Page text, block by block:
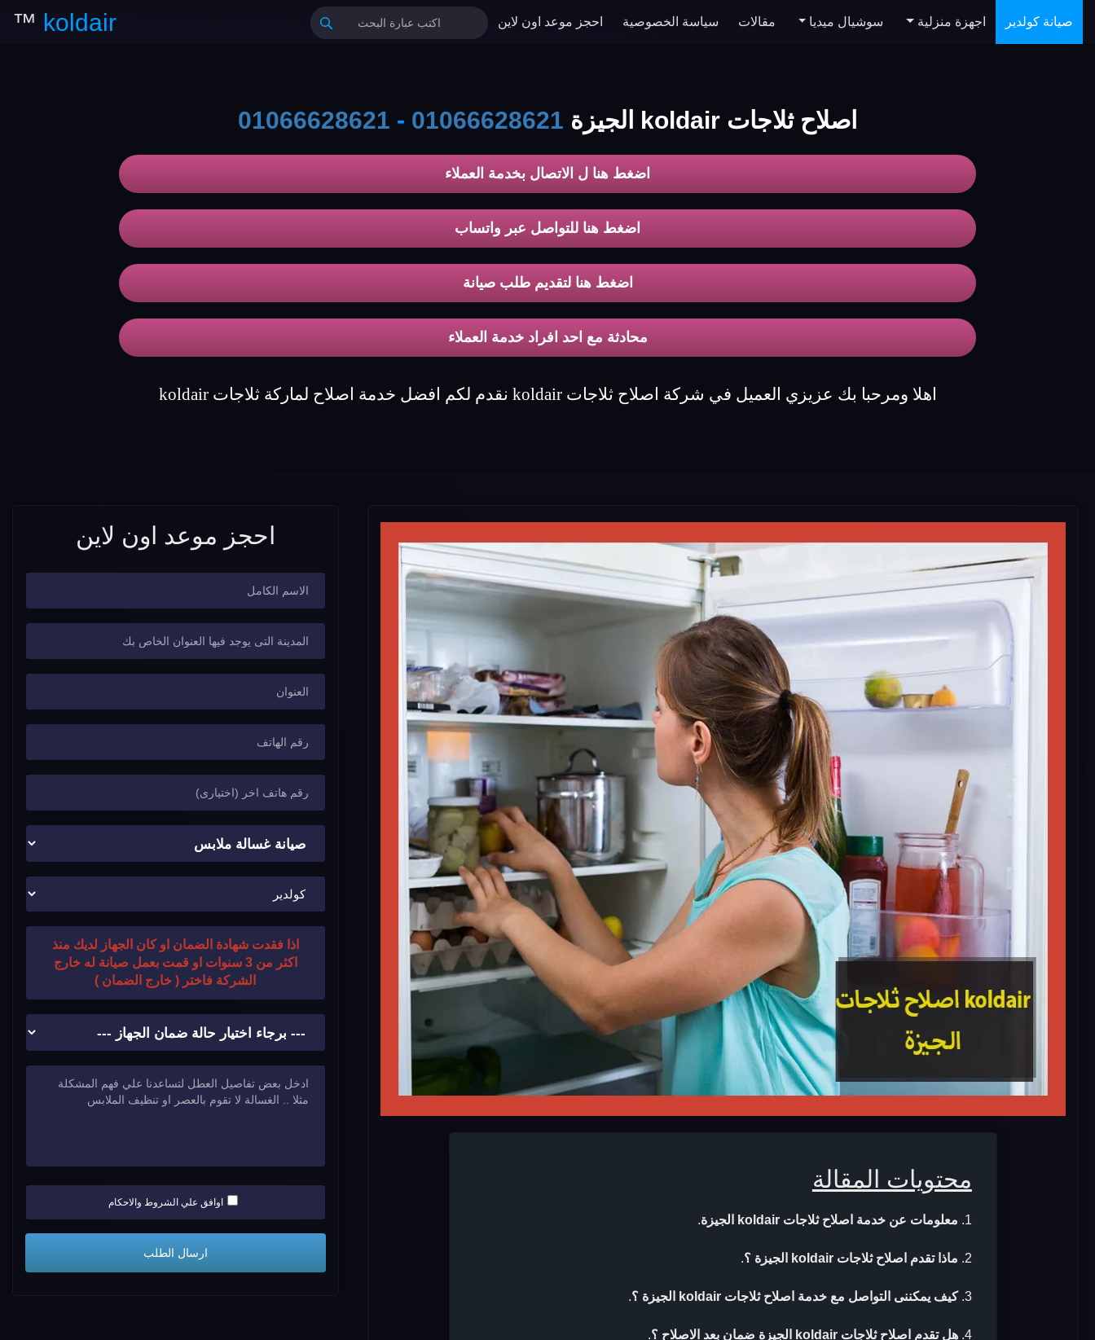
koldair
™ صيانة كولدير اجهزة منزلية سوشيال ميديا مقالات سياسة الخصوصية احجز موعد اون لاين
اصلاح ثلاجات koldair الجيزة 01066628621
-
01066628621
اضغط هنا ل الاتصال بخدمة العملاء
اضغط هنا للتواصل عبر واتساب
اضغط هنا لتقديم طلب صيانة
محادثة مع احد افراد خدمة العملاء
اهلا ومرحبا بك عزيزي العميل في شركة اصلاح ثلاجات koldair نقدم لكم افضل خدمة اصلاح لماركة ثلاجات koldair
محتويات المقالة
معلومات عن خدمة اصلاح ثلاجات koldair الجيزة .
ماذا تقدم اصلاح ثلاجات koldair الجيزة ؟ .
كيف يمكننى التواصل مع خدمة اصلاح ثلاجات koldair الجيزة ؟ .
هل تقدم اصلاح ثلاجات koldair الجيزة ضمان بعد الاصلاح ؟ .
احجز موعد اون لاين
اذا فقدت شهادة الضمان او كان الجهاز لديك منذ
اكثر من 3 سنوات او قمت بعمل صيانة له خارج
الشركة فاختر ( خارج الضمان )
اوافق علي الشروط والاحكام